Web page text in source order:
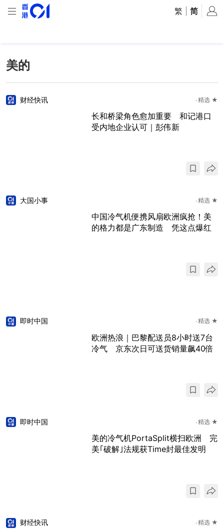
繁 简
美的
财经快讯 精选 ★
长和桥梁角色愈加重要 和记港口
受内地企业认可｜彭伟新
大国小事 精选 ★
中国冷气机便携风扇欧洲疯抢！美
的格力都是广东制造 凭这点爆红
即时中国 精选 ★
欧洲热浪｜巴黎配送员8小时送7台
冷气 京东次日可送货销量飙40倍
即时中国 精选 ★
美的冷气机PortaSplit横扫欧洲 完
美｢破解｣法规获Time封最佳发明
财经快讯 精选 ★